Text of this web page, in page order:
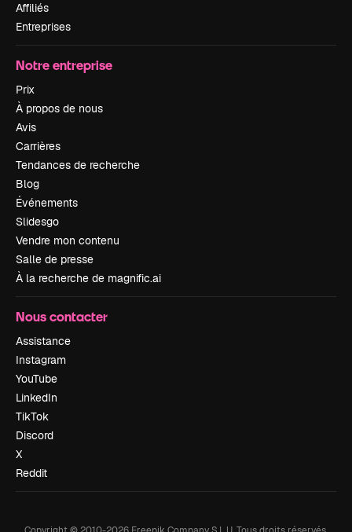
Affiliés
Entreprises
Notre entreprise
Prix
À propos de nous
Avis
Carrières
Tendances de recherche
Blog
Événements
Slidesgo
Vendre mon contenu
Salle de presse
À la recherche de magnific.ai
Nous contacter
Assistance
Instagram
YouTube
LinkedIn
TikTok
Discord
X
Reddit